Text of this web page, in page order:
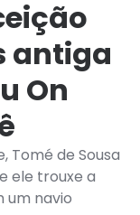
antiga
On
Tomé de Sousa
ele trouxe a
um navio